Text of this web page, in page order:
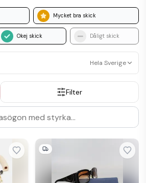
Mycket bra skick
Okej skick Dåligt skick
Hela Sverige
Upphämtning
Filter